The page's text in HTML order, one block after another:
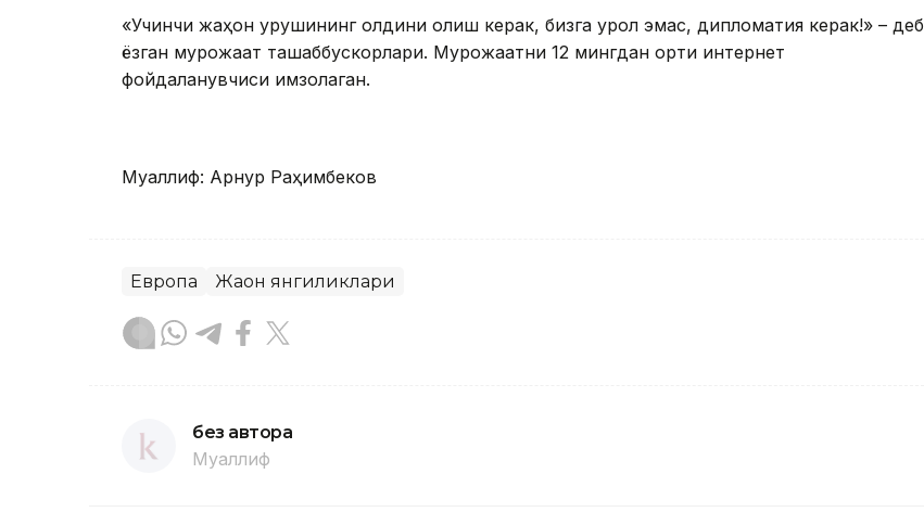
«Учинчи жаҳон урушининг олдини олиш керак, бизга қурол эмас, дипломатия керак!» – деб
ёзган мурожаат ташаббускорлари. Мурожаатни 12 мингдан ортиқ интернет
фойдаланувчиси имзолаган.
Муаллиф: Арнур Раҳимбеков
Европа Жаҳон янгиликлари
без автора
Муаллиф